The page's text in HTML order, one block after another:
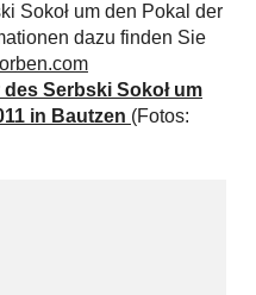
Sokoł um den Pokal der
dazu finden Sie
Serbski Sokoł um
in Bautzen (Fotos: